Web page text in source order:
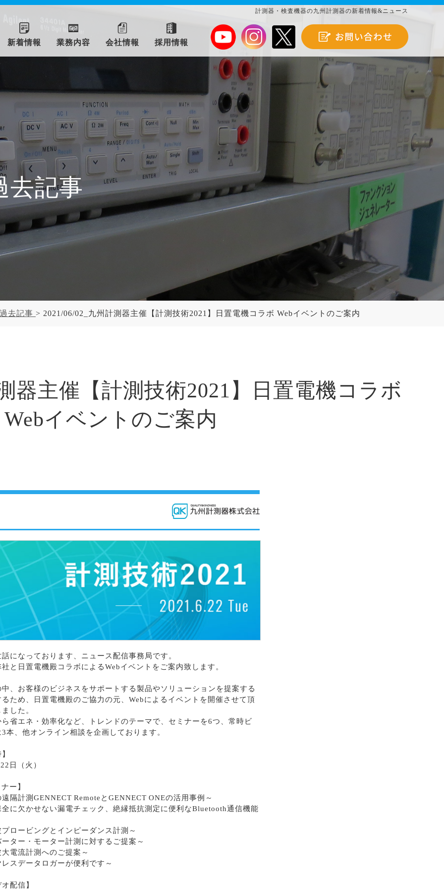
計測器・検査機器の九州計測器の新着情報&ニュース
新着情報 業務内容 会社情報 採用情報
去記事
去記事 2021/06/02_九州計測器主催【計測技術2021】日置電機コラボ Webイベントのご案内
器主催【計測技術2021】日置電機コラボ
Webイベントのご案内
になっております、ニュース配信事務局です。
と日置電機殿コラボによるWebイベントをご案内致します。
、お客様のビジネスをサポートする製品やソリューションを提案する
ため、日置電機殿のご協力の元、Webによるイベントを開催させて頂
した。
省エネ・効率化など、トレンドのテーマで、セミナーを6つ、常時ビ
本、他オンライン相談を企画しております。
日（火）
ー】
隔計測GENNECT RemoteとGENNECT ONEの活用事例～
に欠かせない漏電チェック、絶縁抵抗測定に便利なBluetooth通信機能
ロービングとインピーダンス計測～
ター・モーター計測に対するご提案～
電流計測へのご提案～
スデータロガーが便利です～
配信】